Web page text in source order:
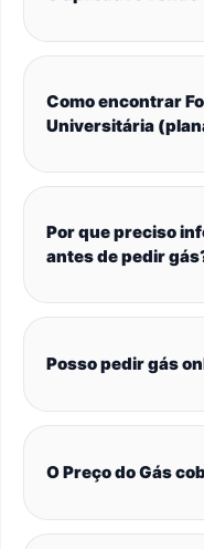
Como encontrar
Universitária
Por que preciso
antes de pedir
Posso pedir gás
O Preço do Gás